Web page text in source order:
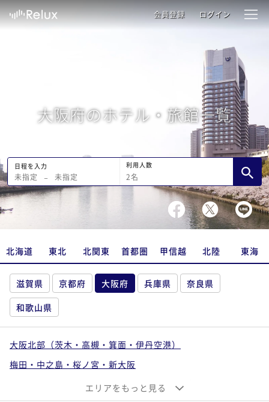
会員登録 ログイン
大阪府のホテル・旅館一覧
日程を入力
未指定 − 未指定
利用人数
2名
北海道 東北 北関東 首都圏 甲信越 北陸 東海
滋賀県 京都府 大阪府 兵庫県
奈良県
和歌山県
大阪北部（茨木・高槻・箕面・伊丹空港）
梅田・中之島・桜ノ宮・新大阪
大阪ベイエリア（ユニバーサルシティ・南港）
エリアをもっと見る